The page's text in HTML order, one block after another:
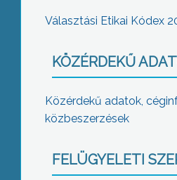
Választási Etikai Kódex
KÖZÉRDEKŰ
Közérdekű adatok,
közbeszerzések
FELÜGYELETI